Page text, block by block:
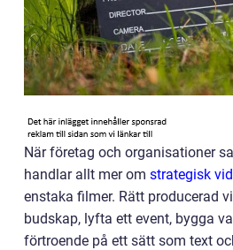
När företag och organisationer
handlar allt mer om strategisk
enstaka filmer. Rätt producerad
budskap, lyfta ett event, bygga
förtroende på ett sätt som text